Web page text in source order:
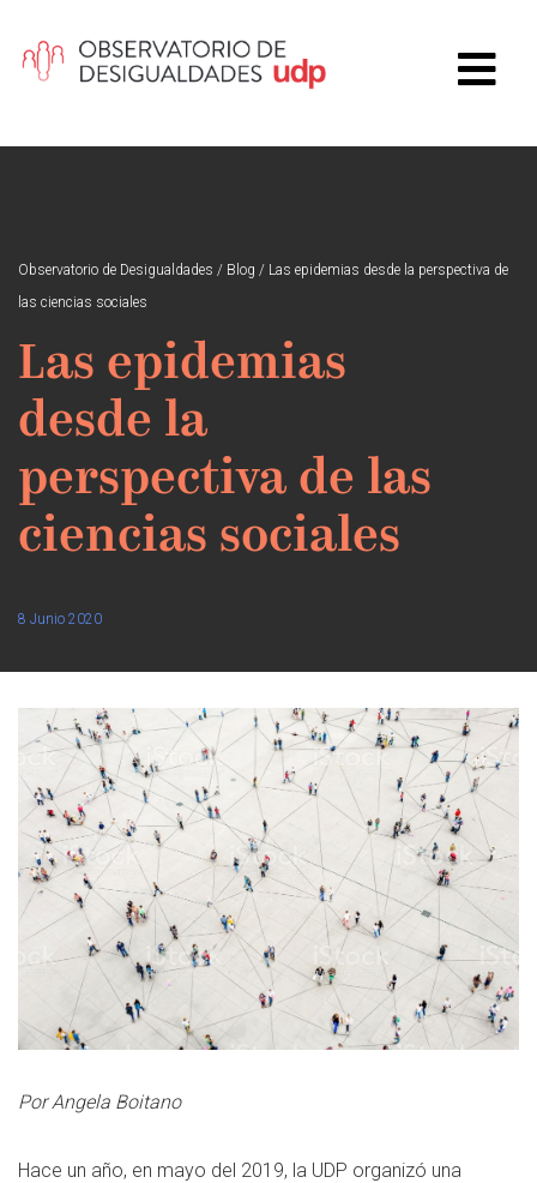
Observatorio de Desigualdades / Blog / Las epidemias desde la perspectiva de
las ciencias sociales
Las epidemias
desde la
perspectiva de las
ciencias sociales
8 Junio 2020
Por Angela Boitano
Hace un año, en mayo del 2019, la UDP organizó una